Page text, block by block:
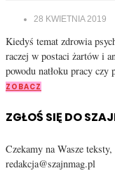
28 KWIETNIA 2019
Kiedyś temat zdrowia
raczej w postaci żartów i
powodu natłoku pracy
ZOBACZ
ZGŁOŚ SIĘ DO
Czekamy na Wasze
redakcja@szajnmag.pl